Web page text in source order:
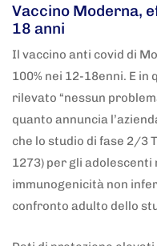
Vaccino Moderna,
18 anni
Il vaccino anti covid di
100% nei 12-18enni. E in
rilevato “nessun
quanto annuncia
che lo studio di fase 2/3
1273) per gli
immunogenicità non
confronto adulto dello